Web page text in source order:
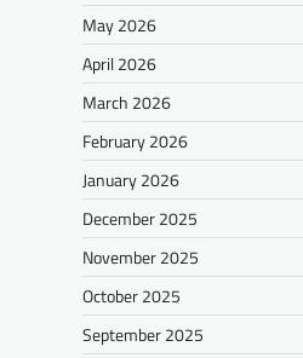
May 2026
April 2026
March 2026
February 2026
January 2026
December 2025
November 2025
October 2025
September 2025